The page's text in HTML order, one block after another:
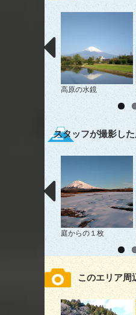
高原の水鏡
スタッフが撮影し
庭からの１枚
このエリア周